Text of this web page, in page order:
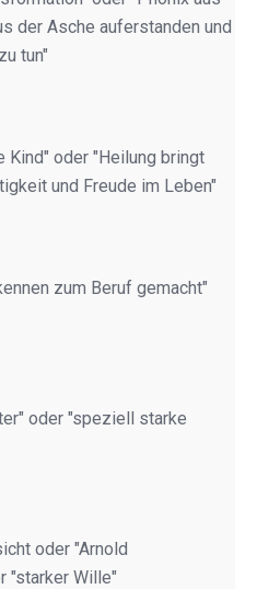
der Asche auferstanden und
tun"
Kind" oder "Heilung bringt
und Freude im Leben"
zum Beruf gemacht"
oder "speziell starke
oder "Arnold
"starker Wille"